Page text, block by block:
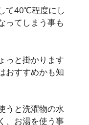
て40℃程度にし
ってしまう事も
っと掛かります
おすすめかも知
うと洗濯物の水
、お湯を使う事